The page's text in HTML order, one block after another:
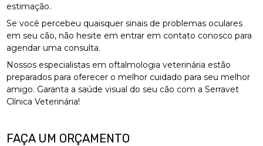
estimação.
Se você percebeu quaisquer sinais de problemas oculares
em seu cão, não hesite em entrar em contato conosco para
agendar uma consulta.
Nossos especialistas em oftalmologia veterinária estão
preparados para oferecer o melhor cuidado para seu melhor
amigo. Garanta a saúde visual do seu cão com a Serravet
Clínica Veterinária!
FAÇA UM ORÇAMENTO